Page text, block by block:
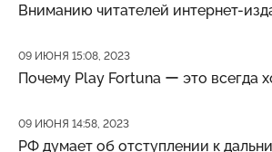
Вниманию читателей интернет-
Дата публикации
09 ИЮНЯ 15:08, 2023
Почему Play Fortuna ー это всегда
Дата публикации
09 ИЮНЯ 14:58, 2023
РФ думает об отступлении к